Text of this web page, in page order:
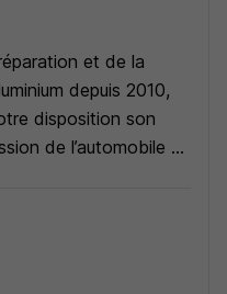
et de la
depuis 2010,
disposition son
de l’automobile et
Nantes et Caen.